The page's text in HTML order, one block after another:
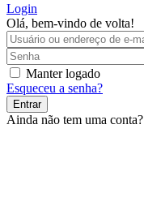
Login
Olá, bem-vindo de volta!
Manter logado
Esqueceu a senha?
Entrar
Ainda não tem uma conta?